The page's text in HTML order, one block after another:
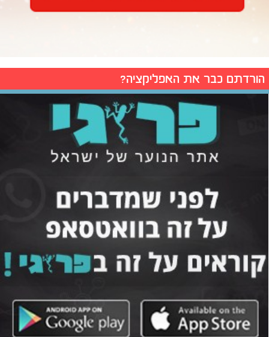
הורדתם כבר את האפליקציה?